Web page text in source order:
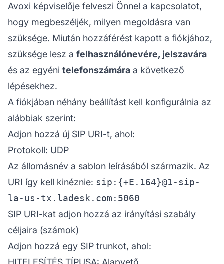
Avoxi képviselője felveszi Önnel a kapcsolatot,
hogy megbeszéljék, milyen megoldásra van
szüksége. Miután hozzáférést kapott a fiókjához,
szüksége lesz a felhasználónevére, jelszavára
és az egyéni telefonszámára a következő
lépésekhez.
A fiókjában néhány beállítást kell konfigurálnia az
alábbiak szerint:
Adjon hozzá új SIP URI-t, ahol:
Protokoll: UDP
Az állomásnév a sablon leírásából származik. Az
URI így kell kinéznie: sip:{+E.164}@1-sip-
la-us-tx.ladesk.com:5060
SIP URI-kat adjon hozzá az irányítási szabály
céljaira (számok)
Adjon hozzá egy SIP trunkot, ahol:
HITELESÍTÉS TÍPUSA: Alapvető